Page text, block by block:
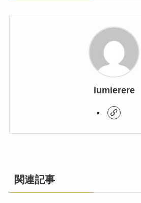
lumierere
関連記事